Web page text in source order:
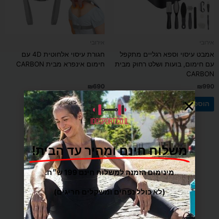
אמבט עיסוי וספא רגליים מתקפל
עם חימום, בועות ושלט רחוק מבית
CARBON
₪990
הוספה לסל
חגורת עיסוי אלחוטית 4D עם
חימום אינפרא מבית CARBON
₪690
הוספה לסל
משלוח הכי מהיר עד הבית
משלוח חינם ומהיר עד הבית!
מינימום הזמנה למשלוח חינם 199 ש״ח.
(לא כולל נפחים ומשקלים חריגים)